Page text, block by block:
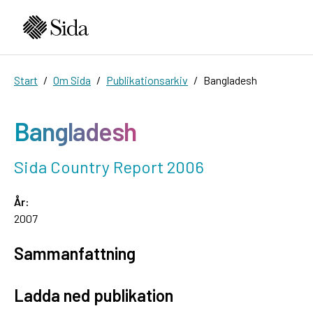
Start Om Sida Publikationsarkiv Bangladesh
Bangladesh
Sida Country Report 2006
År:
2007
Sammanfattning
Ladda ned publikation